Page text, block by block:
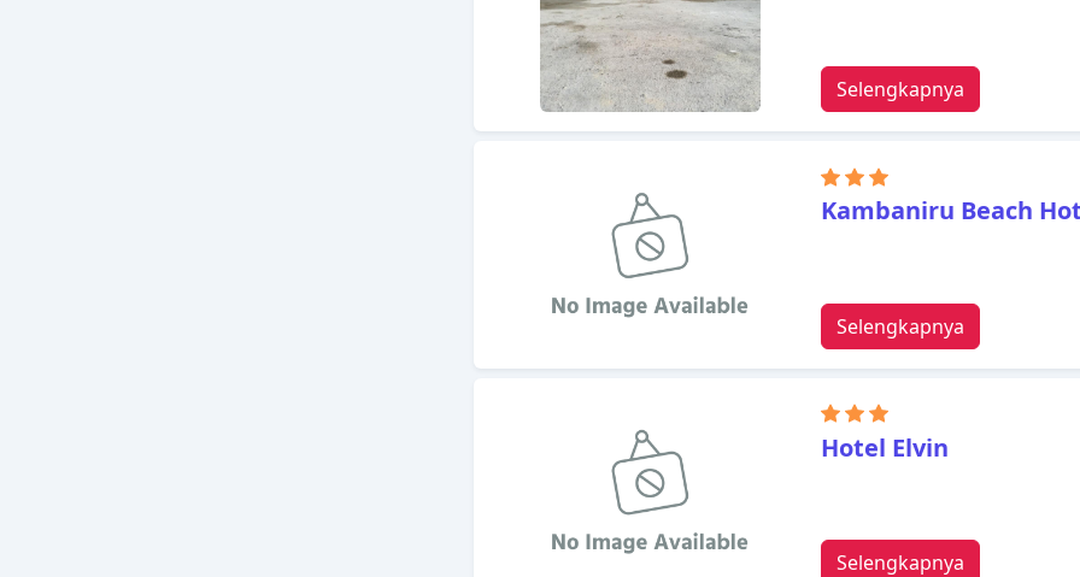
Selengkapnya
Kambaniru Beach
Selengkapnya
Hotel Elvin
Selengkapnya